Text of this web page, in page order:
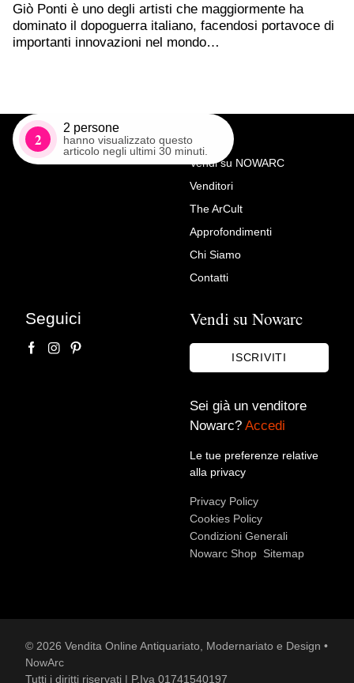
Giò Ponti è uno degli artisti che maggiormente ha
dominato il dopoguerra italiano, facendosi portavoce di
importanti innovazioni nel mondo…
2
2 persone
hanno visualizzato questo
articolo negli ultimi 30 minuti.
Richiedi Maggiori Info su
Opera Originale Guido
Pacciani – Natura Vibrante
(Tecnica a Tessere)
Voglio rimanere aggiornato sulle ultime novità.
Vendi su NOWARC
Venditori
The ArCult
Approfondimenti
Chi Siamo
Contatti
Seguici Vendi su Nowarc
ISCRIVITI
Sei già un venditore
Nowarc? Accedi
Le tue preferenze relative
alla privacy
Privacy Policy
Cookies Policy
Condizioni Generali
Nowarc Shop Sitemap
© 2026 Vendita Online Antiquariato, Modernariato e Design •
NowArc
Tutti i diritti riservati | P.Iva 01741540197